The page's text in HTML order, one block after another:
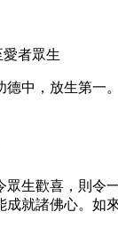
者眾生
中，放生第一。
歡喜，則令一
就諸佛心。如